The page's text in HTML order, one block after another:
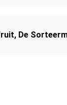
, De